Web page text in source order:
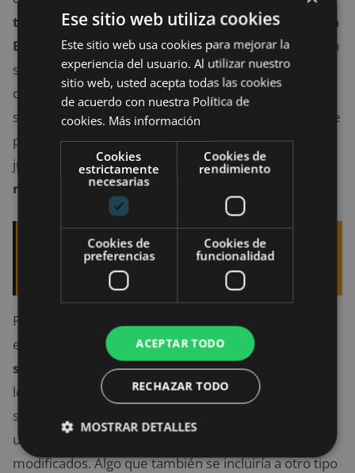
trabajando actualmente para llevar la tecnología
BCI de lleno al ámbito de los videojuegoscomo ya
sucede conSecond Life, pero la compañía de Newell
quiere ir más allá, pues pretende desarrollar un
software BCI de código abierto; esto permitirá que se
puedan interpretar las señales de la mente de los
jugadores a través de un hardware encascos de
realidad virtual mejorados.
Quizá te interese leer:
El juego de Nintendo
Super Mario Bros 3 más caro de la historia
Para ayudarlos a hacer eso, Newell dijo que Valve
está trabajando actualmente en un
proyecto de
software BCI de código abierto,lo que permite a
los desarrolladores comenzar a interpretar las
señales que se leen del cerebro de las personas
utilizando hardware como cascos de realidad virtual
modificados. Algo que también se incluiría a otro tipo
Ese sitio web utiliza cookies
Este sitio web usa cookies para mejorar la
experiencia del usuario. Al utilizar nuestro
sitio web, usted acepta todas las cookies
de acuerdo con nuestra Política de
cookies. Más información
Cookies
estrictamente
necesarias
Cookies de
rendimiento
Cookies de
preferencias
Cookies de
funcionalidad
ACEPTAR TODO
RECHAZAR TODO
MOSTRAR DETALLES